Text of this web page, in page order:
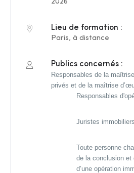
2026
Lieu de formation :
Paris, à distance
Publics concernés :
Responsables de la
privés et de la maîtrise
Responsables
Juristes immobiliers
Toute personne
de la conclusion
d’une opération